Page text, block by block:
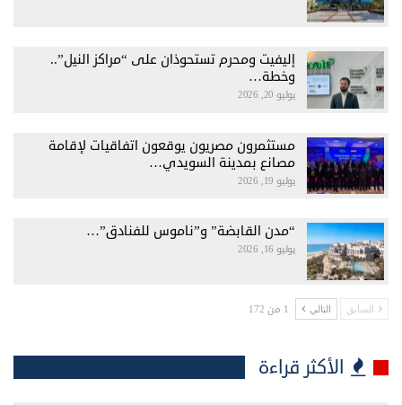
إليفيت ومحرم تستحوذان على “مراكز النيل”..
وخطة…
يوليو 20, 2026
مستثمرون مصريون يوقعون اتفاقيات لإقامة
مصانع بمدينة السويدي…
يوليو 19, 2026
“مدن القابضة” و”ناموس للفنادق”…
يوليو 16, 2026
السابق التالي 1 من 172
الأكثر قراءة